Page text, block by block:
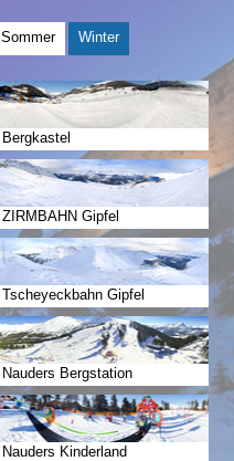
Sommer Winter
Bergkastel
ZIRMBAHN Gipfel
Tscheyeckbahn Gipfel
Nauders Bergstation
Nauders Kinderland